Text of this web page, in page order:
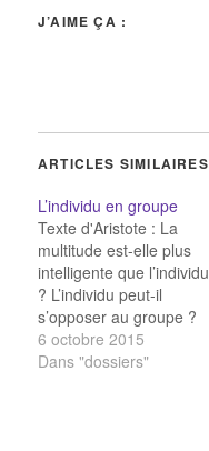
J’AIME ÇA :
ARTICLES SIMILAIRES
L’individu en groupe
Texte d'Aristote : La
multitude est-elle plus
intelligente que l’individu
? L’individu peut-il
s’opposer au groupe ?
L'expérience d'Asch
(1951) L’individu préfère-
6 octobre 2015
Dans "dossiers"